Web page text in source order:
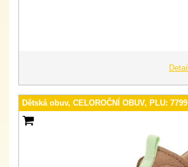
Detail
Dětská obuv, CELOROČNÍ OBUV, PLU: 7799